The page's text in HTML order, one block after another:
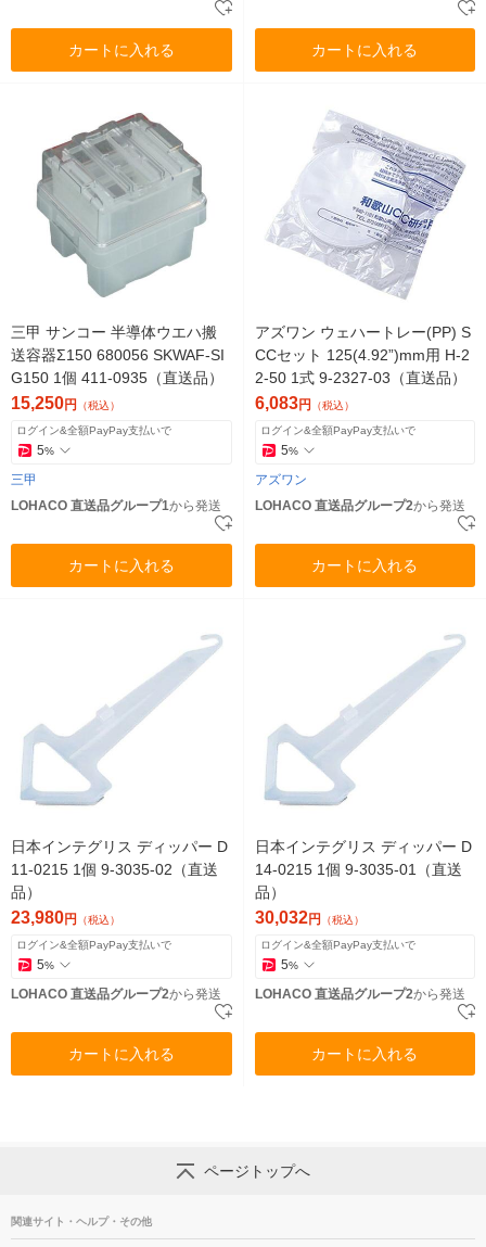
カートに入れる カートに入れる
三甲 サンコー 半導体ウエハ搬
送容器Σ150 680056 SKWAF-SI
G150 1個 411-0935（直送品）
15,250円 （税込）
ログイン&全額PayPay支払いで
5%
三甲
LOHACO 直送品グループ1から発送
カートに入れる
アズワン ウェハートレー(PP) S
CCセット 125(4.92”)mm用 H-2
2-50 1式 9-2327-03（直送品）
6,083円 （税込）
ログイン&全額PayPay支払いで
5%
アズワン
LOHACO 直送品グループ2から発送
カートに入れる
日本インテグリス ディッパー D
11-0215 1個 9-3035-02（直送
品）
23,980円 （税込）
ログイン&全額PayPay支払いで
5%
LOHACO 直送品グループ2から発送
カートに入れる
日本インテグリス ディッパー D
14-0215 1個 9-3035-01（直送
品）
30,032円 （税込）
ログイン&全額PayPay支払いで
5%
LOHACO 直送品グループ2から発送
カートに入れる
ページトップへ
関連サイト・ヘルプ・その他